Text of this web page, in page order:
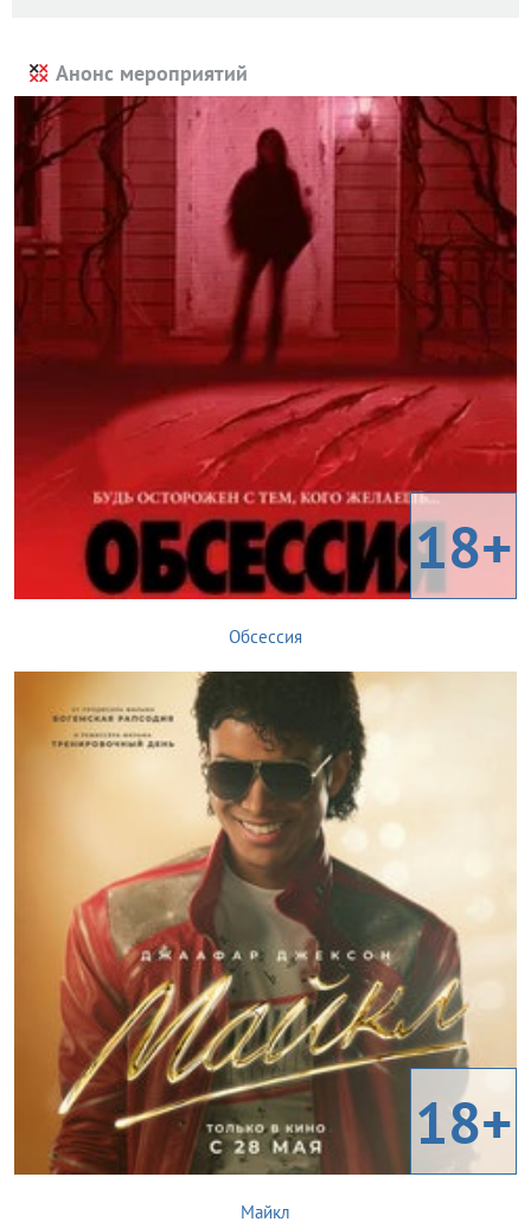
Анонс мероприятий
18+
Обсессия
18+
Майкл